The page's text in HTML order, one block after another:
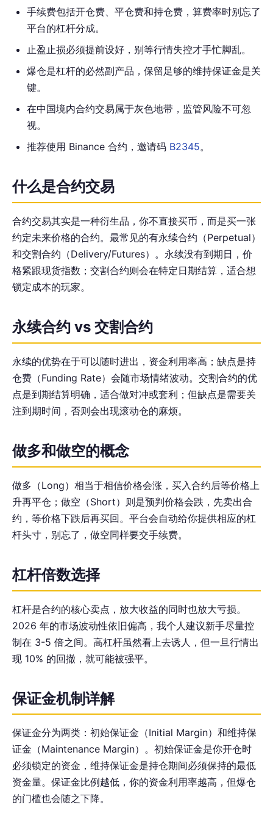
手续费包括开仓费、平仓费和持仓费，算费率时别忘了
平台的杠杆分成。
止盈止损必须提前设好，别等行情失控才手忙脚乱。
爆仓是杠杆的必然副产品，保留足够的维持保证金是关
键。
在中国境内合约交易属于灰色地带，监管风险不可忽
视。
推荐使用 Binance 合约，邀请码 B2345。
什么是合约交易
合约交易其实是一种衍生品，你不直接买币，而是买一张
约定未来价格的合约。最常见的有永续合约（Perpetual）
和交割合约（Delivery/Futures）。永续没有到期日，价
格紧跟现货指数；交割合约则会在特定日期结算，适合想
锁定成本的玩家。
永续合约 vs 交割合约
永续的优势在于可以随时进出，资金利用率高；缺点是持
仓费（Funding Rate）会随市场情绪波动。交割合约的优
点是到期结算明确，适合做对冲或套利；但缺点是需要关
注到期时间，否则会出现滚动仓的麻烦。
做多和做空的概念
做多（Long）相当于相信价格会涨，买入合约后等价格上
升再平仓；做空（Short）则是预判价格会跌，先卖出合
约，等价格下跌后再买回。平台会自动给你提供相应的杠
杆头寸，别忘了，做空同样要交手续费。
杠杆倍数选择
杠杆是合约的核心卖点，放大收益的同时也放大亏损。
2026 年的市场波动性依旧偏高，我个人建议新手尽量控
制在 3-5 倍之间。高杠杆虽然看上去诱人，但一旦行情出
现 10% 的回撤，就可能被强平。
保证金机制详解
保证金分为两类：初始保证金（Initial Margin）和维持保
证金（Maintenance Margin）。初始保证金是你开仓时
必须锁定的资金，维持保证金是持仓期间必须保持的最低
资金量。保证金比例越低，你的资金利用率越高，但爆仓
的门槛也会随之下降。